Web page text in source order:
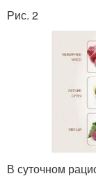
Рис. 2
В суточном